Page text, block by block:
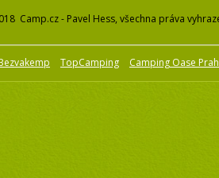
Camp.cz - Pavel Hess, všechna práva
TopCamping Camping Oase